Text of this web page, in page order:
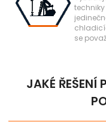
se
JAKÉ ŘEŠENÍ